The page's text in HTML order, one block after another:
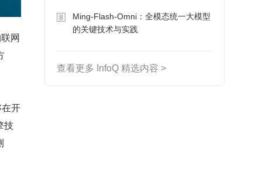
网
开
技
8
Ming-Flash-Omni：全模态统一大模型
的关键技术与实践
查看更多 InfoQ 精选内容 >